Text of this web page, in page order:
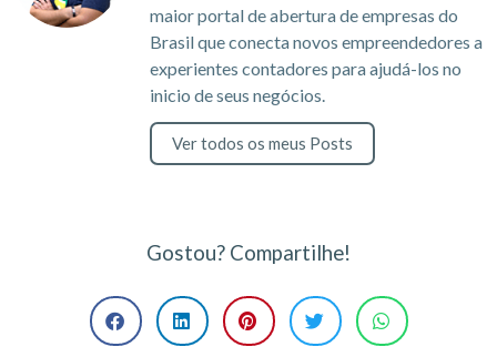
maior portal de abertura de empresas do
Brasil que conecta novos empreendedores a
experientes contadores para ajudá-los no
inicio de seus negócios.
Ver todos os meus Posts
Gostou? Compartilhe!